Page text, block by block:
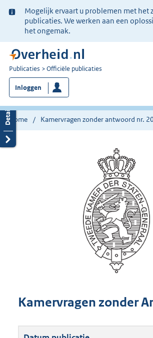
Ter
informatie:
Mogelijk ervaart u problemen met het
publicaties. We werken aan een
het ongemak.
U
bent
nu
hier:
Publicaties Officiële publicaties
Inloggen
Home Kamervragen zonder antwoord nr.
Kamervragen zonder